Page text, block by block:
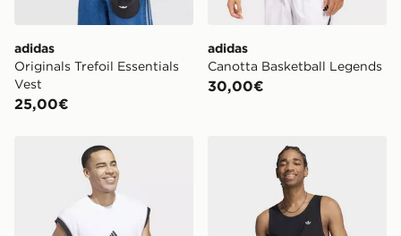
adidas
Originals Trefoil Essentials
Vest
25,00€
adidas
Canotta Basketball Legends
30,00€
adidas Canotta da basket All-World Sleeveless
adidas Canotta Trefoil